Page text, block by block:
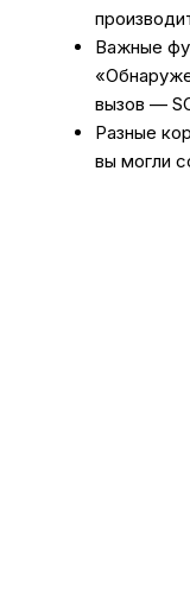
Важные
вызов —
Разные
вы могли